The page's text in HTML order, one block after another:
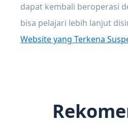
dapat kembali beroperasi
bisa pelajari lebih lanjut
Website yang Terkena